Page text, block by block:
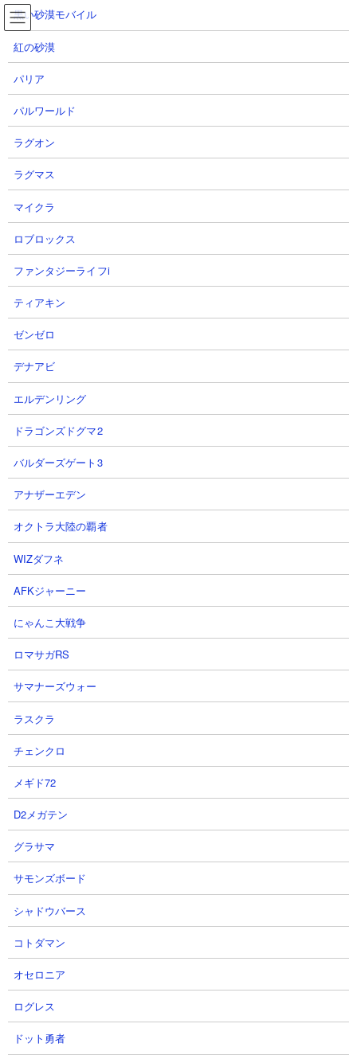
コ
ン
ナ
ビ
にゃんこ大戦争 にゃんこ塔35階 攻略動画集
TOP
にゃんこ大戦争
にゃんこ大戦争 にゃんこ塔35階 攻略動画集
風雲にゃんこ塔35階 攻略動画集
■ ステージ概要
にゃんこ塔35階で出現する敵は、無限に現れる狂乱ネコフィッシ
ュとイルカ娘9体がメイン。イルカ娘の射程が350～650であるた
め、壁と遠距離アタッカーを使った戦術は通用しません。しかし
狂乱ネコフィッシュの射程が260であるため、260～350の間に入
り込んで攻撃ができる中距離アタッカーを用意すると被弾率が下
がって場持ちがよく、有利に戦えます。ここまでの階層に比べる
■ 出現する敵一覧
■ 注意すべき敵
狂乱のネコフィッシュ
黒い砂漠モバイル
紅の砂漠
パリア
パルワールド
ラグオン
ラグマス
マイクラ
ロブロックス
ファンタジーライフi
ティアキン
ゼンゼロ
デナアビ
エルデンリング
ドラゴンズドグマ2
バルダーズゲート3
アナザーエデン
オクトラ大陸の覇者
WIZダフネ
AFKジャーニー
にゃんこ大戦争
ロマサガRS
サマナーズウォー
ラスクラ
チェンクロ
メギド72
D2メガテン
グラサマ
サモンズボード
シャドウバース
コトダマン
オセロニア
ログレス
ドット勇者